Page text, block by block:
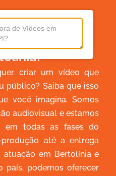
Produzir Um
criar um vídeo que
público? Saiba que isso
você imagina. Somos
audiovisual e estamos
em todas as fases do
até a entrega
atuação em Bertolínia e
país, podemos oferecer